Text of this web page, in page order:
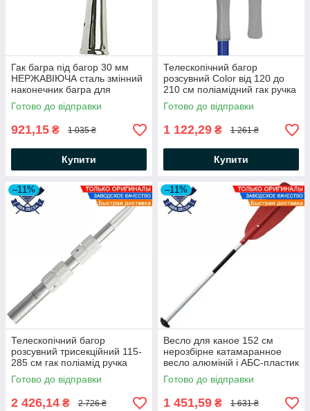
Гак багра під багор 30 мм
НЕРЖАВІЮЧА сталь змінний
наконечник багра для
жердини багра для човна
34.171.35 Osculati
Готово до відправки
921,15 ₴ 1 035 ₴
Купити
Телескопічний багор
розсувний Color від 120 до
210 см поліамідний гак ручка
алюміній 34.458.81 Osculati
Готово до відправки
1 122,29 ₴ 1 261 ₴
Купити
–11%
Телескопічний багор
розсувний трисекційний 115-
285 см гак поліамід ручка
алюміній 34.460.00 Osculati
Готово до відправки
2 426,14 ₴ 2 726 ₴
–11%
Весло для каное 152 см
нерозбірне катамаранное
весло алюміній і АБС-пластик
34.470.01 Osculati Італія
Готово до відправки
1 451,59 ₴ 1 631 ₴